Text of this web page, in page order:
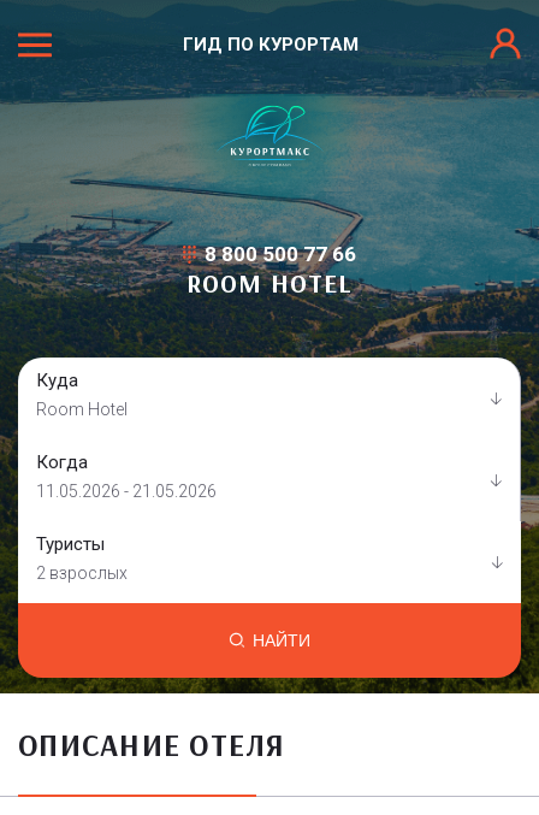
ГИД ПО КУРОРТАМ
8 800 500 77 66
ROOM HOTEL
Куда
Room Hotel
Когда
11.05.2026 - 21.05.2026
Туристы
2 взрослых
НАЙТИ
ОПИСАНИЕ ОТЕЛЯ